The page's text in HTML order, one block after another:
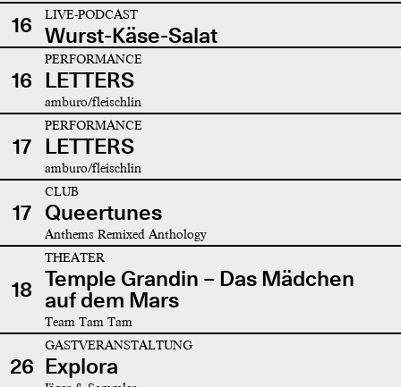
16 LIVE-PODCAST
Wurst-Käse-Salat
16
PERFORMANCE
LETTERS
amburo/fleischlin
17
PERFORMANCE
LETTERS
amburo/fleischlin
17
CLUB
Queertunes
Anthems Remixed Anthology
18
THEATER
Temple Grandin – Das Mädchen
auf dem Mars
Team Tam Tam
26
GASTVERANSTALTUNG
Explora